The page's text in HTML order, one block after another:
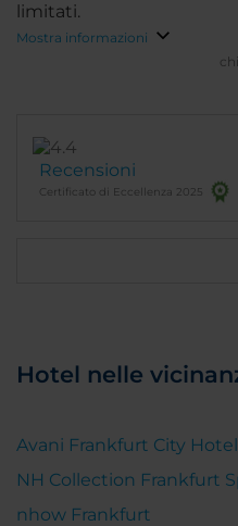
limitati.
Mostra informazioni
Recensioni
Certificato di Eccellenza 2025
Hotel nelle
Avani Frankfurt City Hotel
NH Collection Frankfurt
nhow Frankfurt